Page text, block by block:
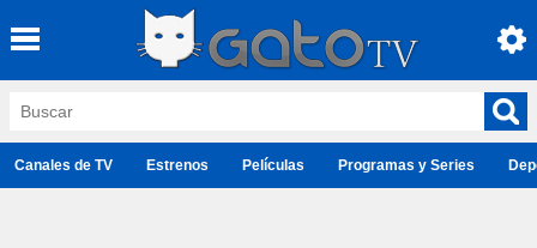
Canales de TV Estrenos Películas Programas y Series